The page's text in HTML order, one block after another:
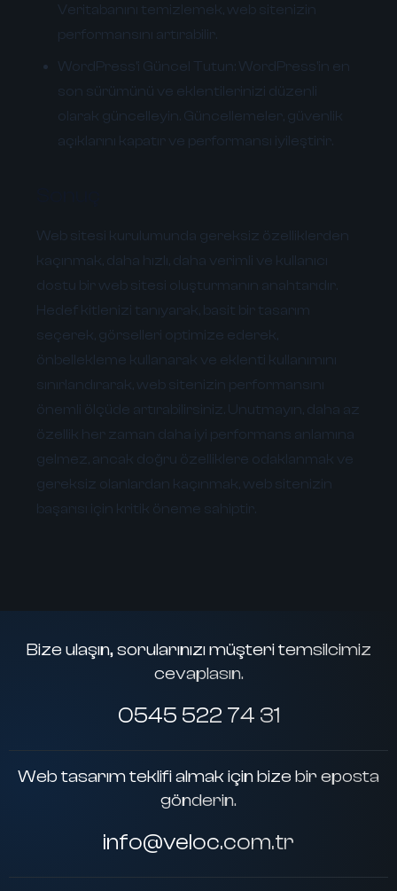
Veritabanını temizlemek, web sitenizin
performansını artırabilir.
WordPress'i Güncel Tutun: WordPress'in en
son sürümünü ve eklentilerinizi düzenli
olarak güncelleyin. Güncellemeler, güvenlik
açıklarını kapatır ve performansı iyileştirir.
Web sitesi kurulumunda gereksiz özelliklerden
kaçınmak, daha hızlı, daha verimli ve kullanıcı
dostu bir web sitesi oluşturmanın anahtarıdır.
Hedef kitlenizi tanıyarak, basit bir tasarım
seçerek, görselleri optimize ederek,
önbellekleme kullanarak ve eklenti kullanımını
sınırlandırarak, web sitenizin performansını
önemli ölçüde artırabilirsiniz. Unutmayın, daha az
özellik her zaman daha iyi performans anlamına
gelmez, ancak doğru özelliklere odaklanmak ve
gereksiz olanlardan kaçınmak, web sitenizin
başarısı için kritik öneme sahiptir.
Bize ulaşın, sorularınızı müşteri temsilcimiz
cevaplasın.
0545 522 74 31
Web tasarım teklifi almak için bize bir eposta
gönderin.
info@veloc.com.tr